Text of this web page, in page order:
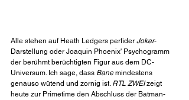
Alle stehen auf Heath Ledgers perfider Joker-
Darstellung oder Joaquin Phoenix' Psychogramm
der berühmt berüchtigten Figur aus dem DC-
Universum. Ich sage, dass Bane mindestens
genauso wütend und zornig ist. RTL ZWEI zeigt
heute zur Primetime den Abschluss der Batman-